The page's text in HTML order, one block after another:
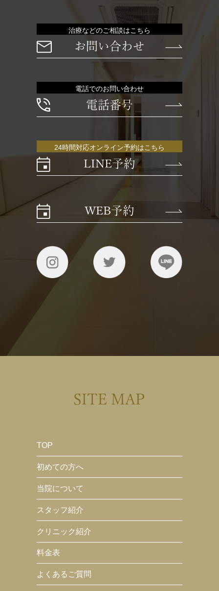
治療などのご相談はこちら
お問い合わせ
電話でのお問い合わせ
電話番号
24時間対応オンライン予約はこちら
LINE予約
WEB予約
SITE MAP
TOP
初めての方へ
当院について
スタッフ紹介
クリニック紹介
料金表
よくあるご質問